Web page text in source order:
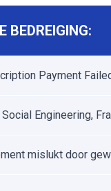
BEDREIGING:
Payment
Engineering,
mislukt door